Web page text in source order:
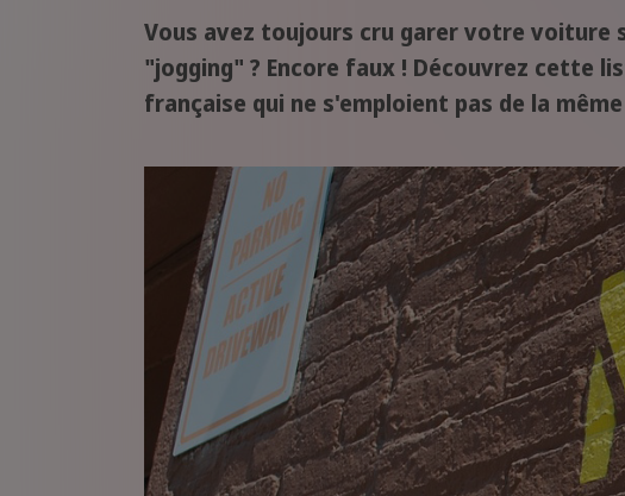
Vous avez toujours cru garer votre voiture
"jogging" ? Encore faux ! Découvrez cette
française qui ne s'emploient pas de la